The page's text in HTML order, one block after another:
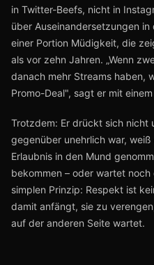
in Twitter-Beefs, nicht in
über Auseinandersetzungen
einer Portion Müdigkeit, die
als vor zehn Jahren. „Wenn
danach mehr Streams haben,
Promo-Deal", sagt er mit
Trotzdem: Er drückt sich nicht
gegenüber unehrlich war,
Erlaubnis in den Mund
bekommen – oder wartet
simplen Prinzip: Respekt ist
damit anfängt, sie zu
auf der anderen Seite wartet.